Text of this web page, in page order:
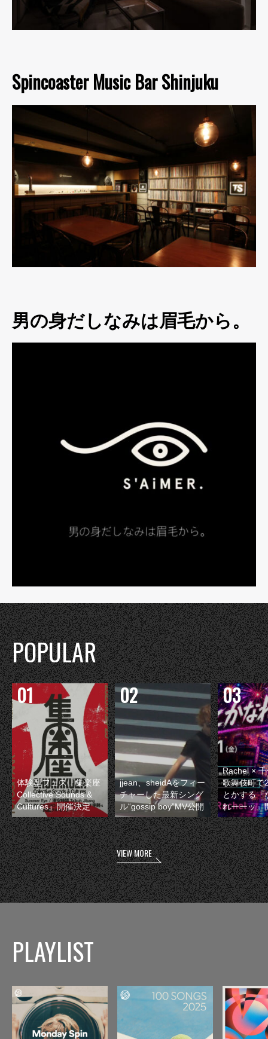
Spincoaster Music Bar Shinjuku
男の身だしなみは眉毛から。
POPULAR
体験型フェス『集楽座
Collective Sounds &
Cultures』開催決定
jjean、sheidAをフィー
チャーした最新シング
ル“gossip boy”MV公開
Rachel ×
歌舞伎町で
とかする『
れーーッ』
VIEW MORE
PLAYLIST